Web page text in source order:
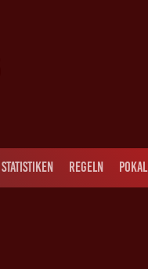
STATISTIKEN REGELN POKAL